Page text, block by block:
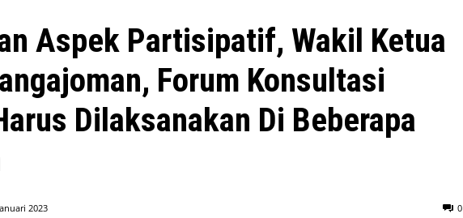
Aspek Partisipatif, Wakil Ketua
Forum Konsultasi
Dilaksanakan Di Beberapa
0
2023